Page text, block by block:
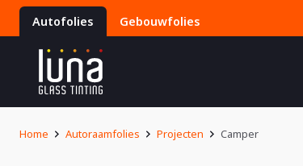
Autofolies Gebouwfolies
Home Autoraamfolies Projecten Camper